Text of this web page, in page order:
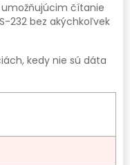
čítanie
232 bez akýchkoľvek
kedy nie sú dáta